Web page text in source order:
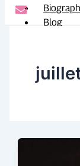
Blog
nous